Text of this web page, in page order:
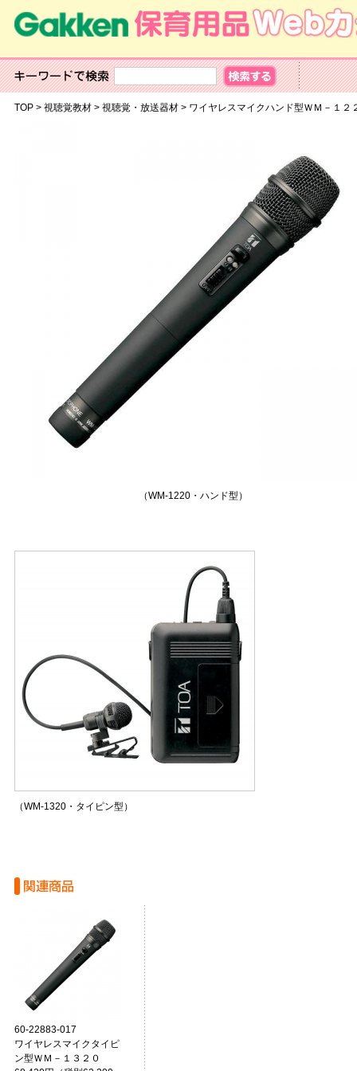
TOP> 視聴覚教材> 視聴覚・放送器材> ワイヤレスマイクハンド型ＷＭ－１２
（WM-1220・ハンド型）
（WM-1320・タイピン型）
60-22883-017
ワイヤレスマイクタイピ
ン型ＷＭ－１３２０